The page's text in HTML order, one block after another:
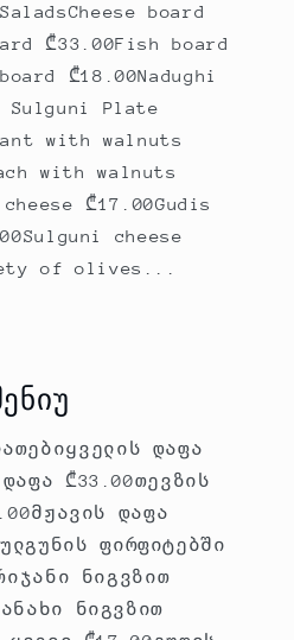
board
₾33.00Fish board
₾18.00Nadughi
Sulguni Plate
with walnuts
with walnuts
₾17.00Gudis
cheese
of olives...
დაფა
₾33.00თევზის
დაფა
ფირფიტებში
ნიგვზით
ნიგვზით